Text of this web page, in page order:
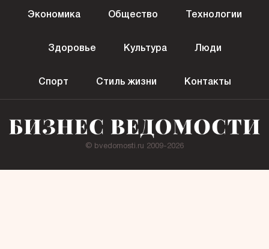
Экономика Общество Технологии
Здоровье Культура Люди
Спорт Стиль жизни Контакты
© bvedomosti.ru 2009-2026